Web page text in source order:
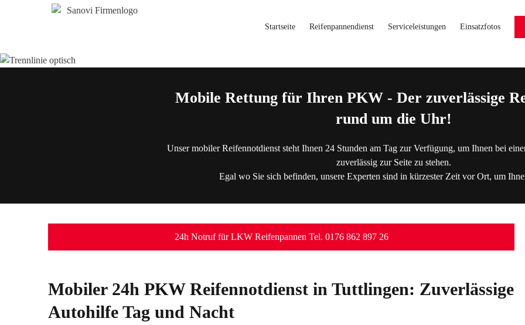
Startseite Reifenpannendienst Serviceleistungen Einsatzfotos
Mobile Rettung für Ihren PKW - Der zuverlässige
rund um die Uhr!
Unser mobiler Reifennotdienst steht Ihnen 24 Stunden am Tag zur Verfügung, um Ihnen bei
zuverlässig zur Seite zu stehen.
Egal wo Sie sich befinden, unsere Experten sind in kürzester Zeit vor Ort, um
24h Notruf für LKW Reifenpannen Tel. 0176 862 897 26
Mobiler 24h PKW Reifennotdienst in Tuttlingen: Zuverlässige
Autohilfe Tag und Nacht